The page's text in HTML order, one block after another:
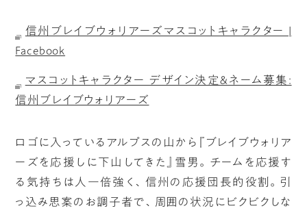
信州ブレイブウォリアーズマスコットキャラクター |
Facebook
マスコットキャラクター デザイン決定＆ネーム募集:
信州ブレイブウォリアーズ
ロゴに入っているアルプスの山から『ブレイブウォリア
ーズを応援しに下山してきた』雪男。チームを応援す
る気持ちは人一倍強く、信州の応援団長的役割。引
っ込み思案のお調子者で、周囲の状況にビクビクしな